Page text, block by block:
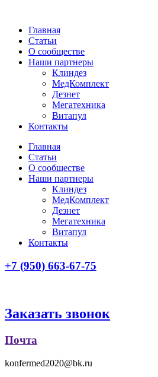
Главная
Статьи
О сообществе
Наши партнеры
Клиндез
МедКомплект
Дезнет
Мегатехника
Витапул
Контакты
Главная
Статьи
О сообществе
Наши партнеры
Клиндез
МедКомплект
Дезнет
Мегатехника
Витапул
Контакты
+7 (950) 663-67-75
Заказать звонок
Почта
konfermed2020@bk.ru